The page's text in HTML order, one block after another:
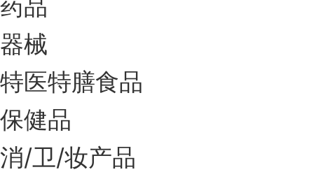
药品
器械
特医特膳食品
保健品
消/卫/妆产品